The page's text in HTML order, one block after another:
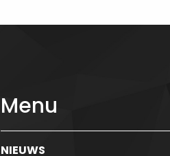
Menu
NIEUWS